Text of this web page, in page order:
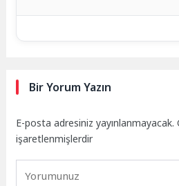
Bir Yorum Yazın
E-posta adresiniz yayınlanmayacak.
işaretlenmişlerdir